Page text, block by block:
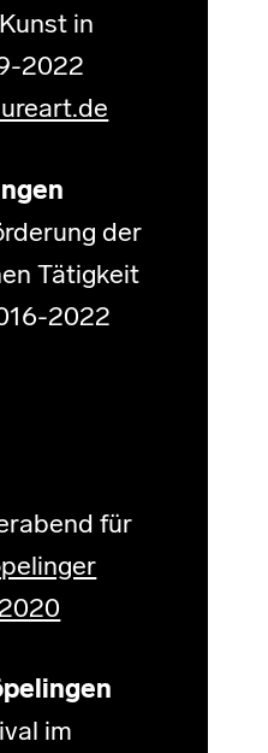
in
2022
der
Tätigkeit
2022
für
im